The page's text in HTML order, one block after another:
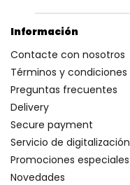
Información
Contacte con nosotros
Términos y condiciones
Preguntas frecuentes
Delivery
Secure payment
Servicio de digitalización
Promociones especiales
Novedades